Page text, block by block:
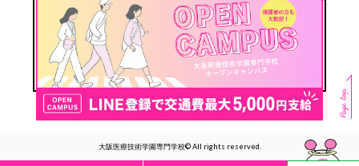
0120-78-2501
Follow us #ocmt
大阪医療技術学園専門学校© All rights reserved.